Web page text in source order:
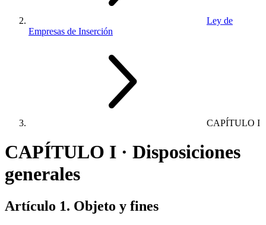
Ley de
Empresas de Inserción
CAPÍTULO I
CAPÍTULO I · Disposiciones
generales
Artículo 1. Objeto y fines